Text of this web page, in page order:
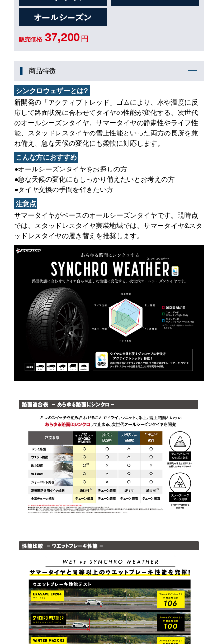
販売価格 37,200 円
商品特徴
シンクロウェザーとは?
新開発の「アクティブトレッド」ゴムにより、水や温度に反
応して路面状況に合わせてタイヤの性能が変化する、次世代
のオールシーズンタイヤ。サマータイヤの静粛性やライフ性
能、スタッドレスタイヤの雪上性能といった両方の長所を兼
ね備え、急な天候の変化にも柔軟に対応します。
こんな方におすすめ
●オールシーズンタイヤをお探しの方
●急な天候の変化にもしっかり備えたいとお考えの方
●タイヤ交換の手間を省きたい方
注意点
サマータイヤがベースのオールシーズンタイヤです。現時点
では、スタッドレスタイヤ実装地域では、サマータイヤ&スタ
ッドレスタイヤの履き替えを推奨します。